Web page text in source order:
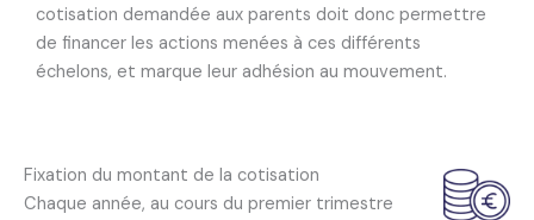
cotisation demandée aux parents doit donc permettre
de financer les actions menées à ces différents
échelons, et marque leur adhésion au mouvement.
Fixation du montant de la cotisation
Chaque année, au cours du premier trimestre